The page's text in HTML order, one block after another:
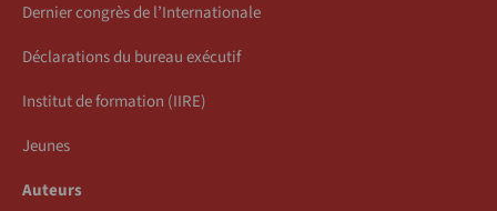
Dernier congrès de l’Internationale
Déclarations du bureau exécutif
Institut de formation (IIRE)
Jeunes
Auteurs